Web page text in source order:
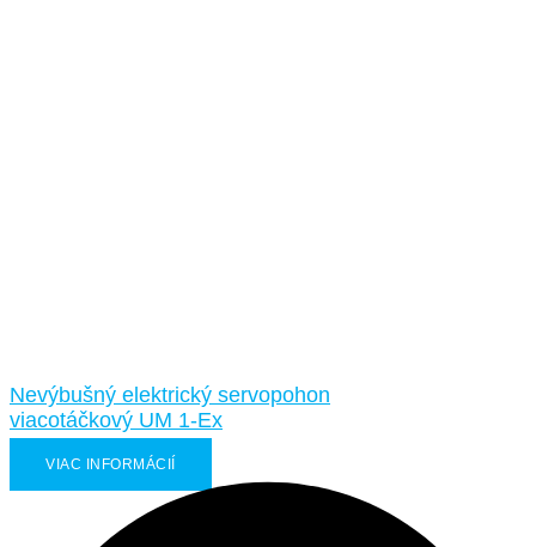
Nevýbušný elektrický servopohon
viacotáčkový UM 1-Ex
VIAC INFORMÁCIÍ